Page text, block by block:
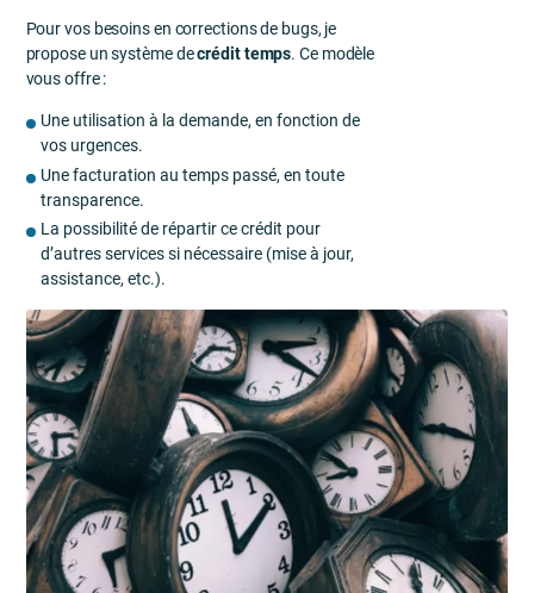
Pour vos besoins en corrections de bugs, je
propose un système decrédit temps. Ce modèle
vous offre :
Une utilisation à la demande, en fonction de
vos urgences.
Une facturation au temps passé, en toute
transparence.
La possibilité de répartir ce crédit pour
d’autres services si nécessaire (mise à jour,
assistance, etc.).